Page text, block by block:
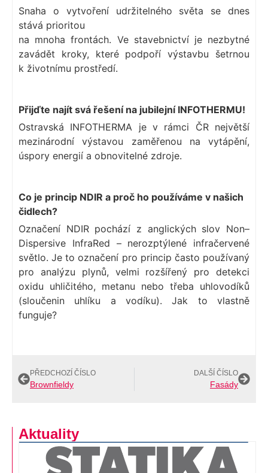
Snaha o vytvoření udržitelného světa se dnes
stává prioritou
na mnoha frontách. Ve stavebnictví je nezbytné
zavádět kroky, které podpoří výstavbu šetrnou
k životnímu prostředí.
Přijďte najít svá řešení na jubilejní INFOTHERMU!
Ostravská INFOTHERMA je v rámci ČR největší
mezinárodní výstavou zaměřenou na vytápění,
úspory energií a obnovitelné zdroje.
Co je princip NDIR a proč ho používáme v našich
čidlech?
Označení NDIR pochází z anglických slov Non–
Dispersive InfraRed – nerozptýlené infračervené
světlo. Je to označení pro princip často používaný
pro analýzu plynů, velmi rozšířený pro detekci
oxidu uhličitého, metanu nebo třeba uhlovodíků
(sloučenin uhlíku a vodíku). Jak to vlastně
funguje?
PŘEDCHOZÍ ČÍSLO
Brownfieldy
DALŠÍ ČÍSLO
Fasády
Aktuality